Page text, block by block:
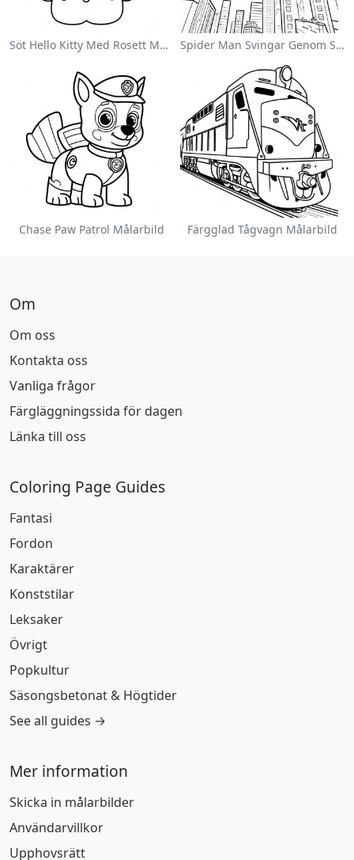
Söt Hello Kitty Med Rosett Målarbild Spider Man Svingar Genom Staden Målarbild
Chase Paw Patrol Målarbild Färgglad Tågvagn Målarbild
Om
Om oss
Kontakta oss
Vanliga frågor
Färgläggningssida för dagen
Länka till oss
Coloring Page Guides
Fantasi
Fordon
Karaktärer
Konststilar
Leksaker
Övrigt
Popkultur
Säsongsbetonat & Högtider
See all guides →
Mer information
Skicka in målarbilder
Användarvillkor
Upphovsrätt